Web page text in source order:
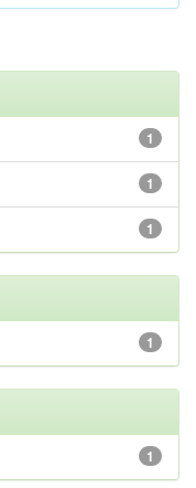
1
1
1
1
1